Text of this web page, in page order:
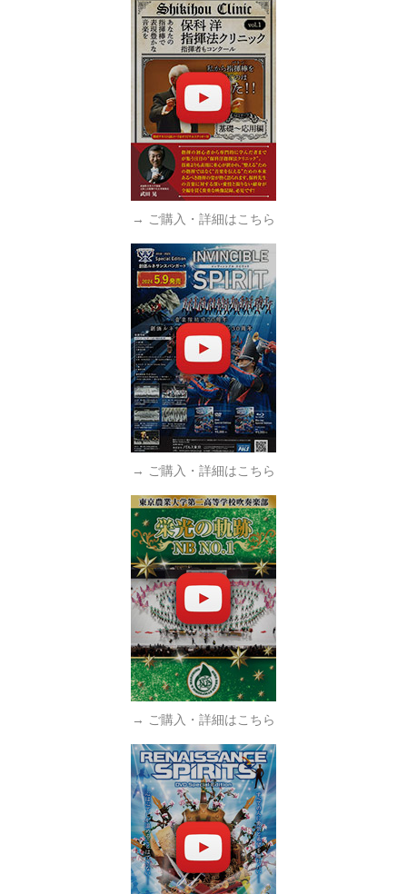
→ ご購入・詳細はこちら
→ ご購入・詳細はこちら
→ ご購入・詳細はこちら